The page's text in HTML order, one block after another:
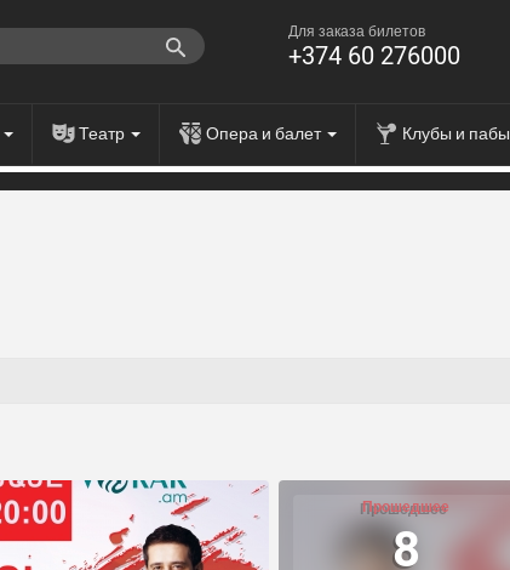
Для заказа билетов
+374 60 276000
Театр Опера и балет Клубы и пабы
Прошедшее
8